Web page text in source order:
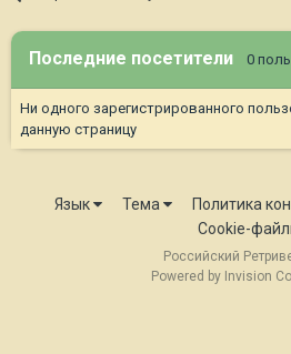
Последние посетители 0
Ни одного зарегистрированного
данную страницу
Язык Тема
Политика
Cookie-
Российский
Powered by Invision